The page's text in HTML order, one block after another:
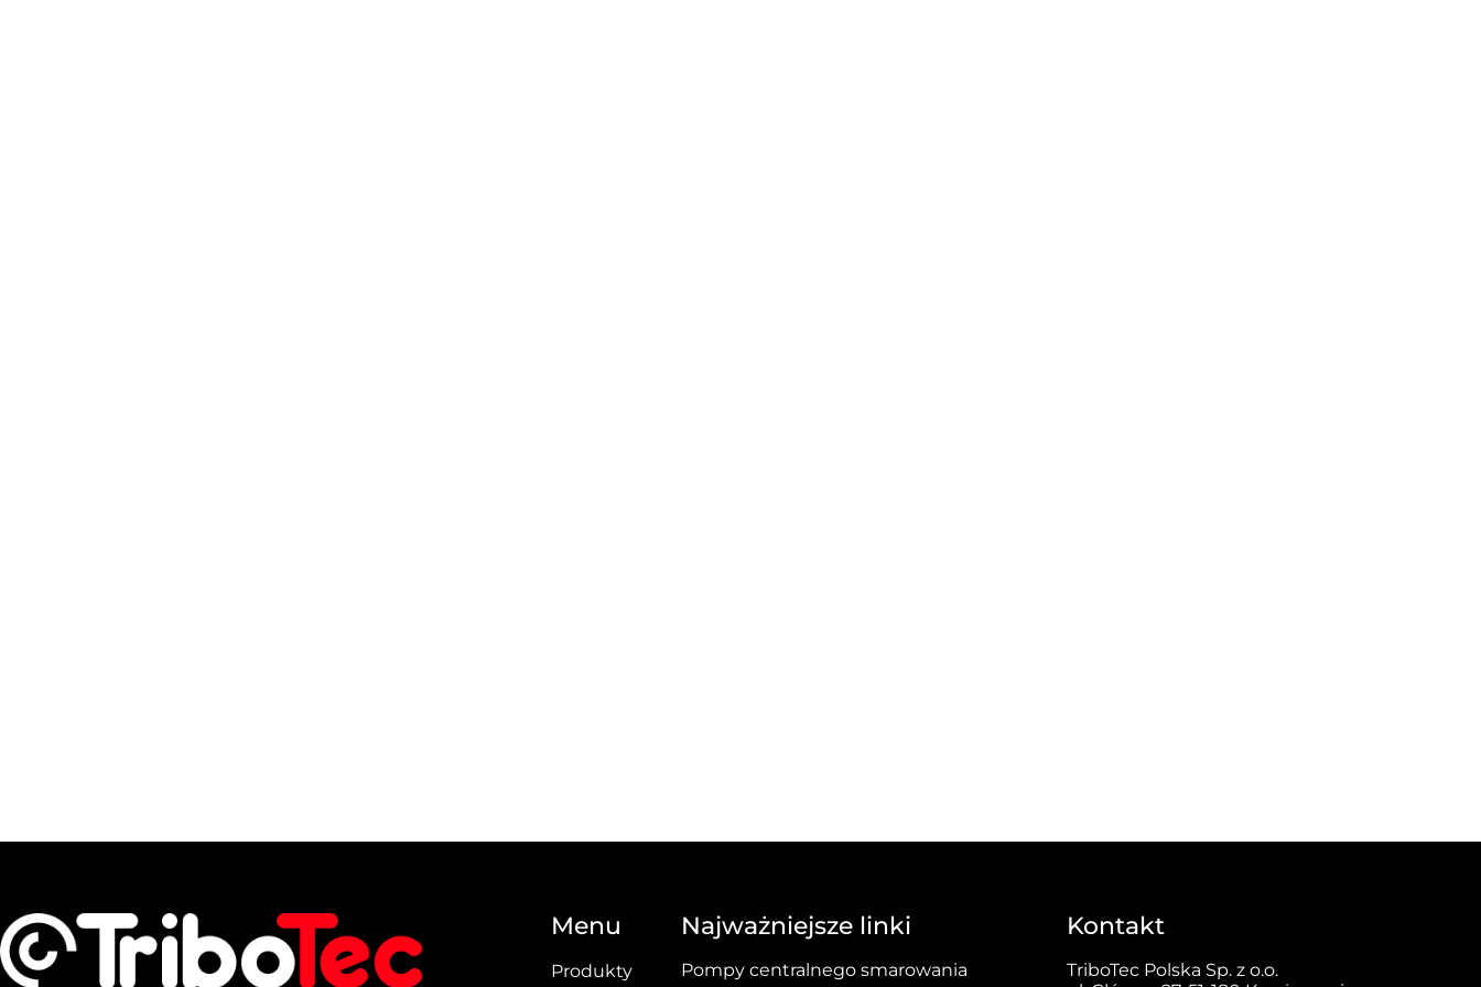
Menu
Produkty
Najważniejsze linki
Pompy centralnego smarowania
Kontakt
TriboTec Polska Sp. z o.o.